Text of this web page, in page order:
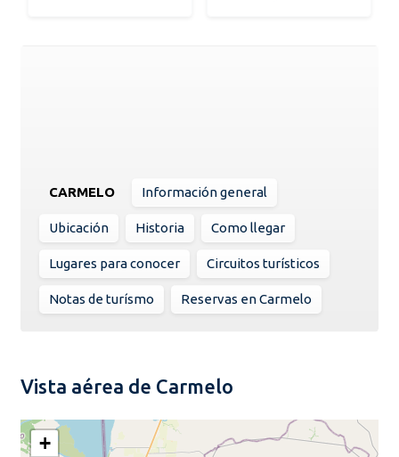
CARMELO Información general
Ubicación Historia Como llegar
Lugares para conocer Circuitos turísticos
Notas de turísmo Reservas en Carmelo
Vista aérea de Carmelo
+